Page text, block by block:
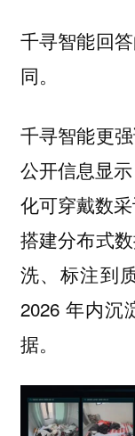
千寻智能回
同。
千寻智能更
公开信息显
化可穿戴数
搭建分布式
洗、标注到
2026 年内沉
据。